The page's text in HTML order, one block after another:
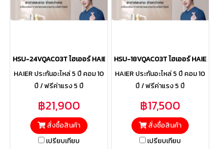
HSU-24VQAC03T ไฮเออร์ HAIER แบบติดผนัง รุ่น Clean Cool VQAC
HAIER ประกันอะไหล่ 5 ปี คอม 10
ปี / ฟรีค่าแรง 5 ปี
฿21,900
สั่งซื้อสินค้า
เปรียบเทียบ
HSU-18VQAC03T ไฮเออร์
HAIER ประกันอะไหล่ 5 ปี คอม 10
ปี / ฟรีค่าแรง 5 ปี
฿17,500
สั่งซื้อสินค้า
เปรียบเทียบ